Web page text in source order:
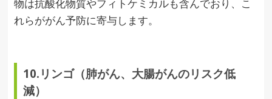
物は抗酸化物質やフィトケミカルも含んでおり、こ
れらががん予防に寄与します。
10.リンゴ（肺がん、大腸がんのリスク低
減）